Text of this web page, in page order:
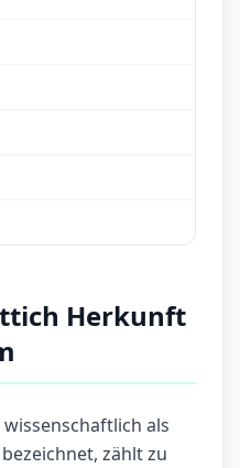
Herkunft
als
zählt zu